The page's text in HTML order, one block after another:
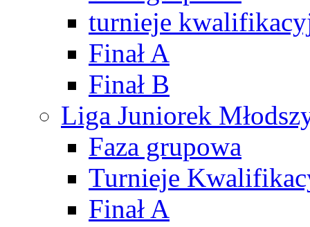
turnieje
Finał A
Finał B
Liga Juniorek
Faza grupowa
Turnieje
Finał A